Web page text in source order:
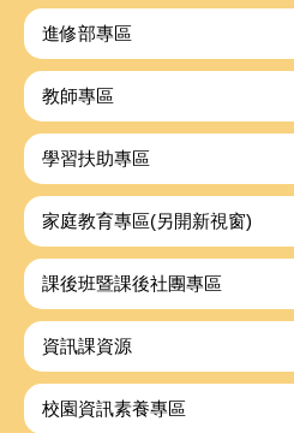
進修部專區
教師專區
學習扶助專區
家庭教育專區(另開新視窗)
課後班暨課後社團專區
資訊課資源
校園資訊素養專區